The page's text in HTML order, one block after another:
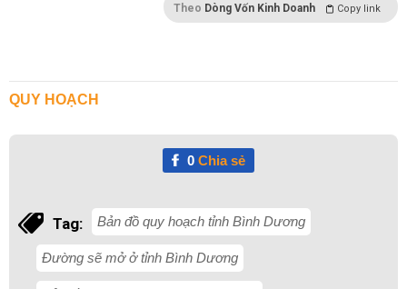
Theo Dòng Vốn Kinh Doanh Copy link
QUY HOẠCH
0Chia sẻ
Tag: Bản đồ quy hoạch tỉnh Bình Dương
Đường sẽ mở ở tỉnh Bình Dương